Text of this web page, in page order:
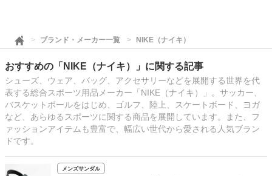
ブランド・メーカー一覧 NIKE（ナイキ）
おすすめの「NIKE（ナイキ）」に関する記事
シューズ、ウェア、バッグ、アクセサリーなどを展開する世界を代
表する総合スポーツ用品メーカー「NIKE（ナイキ）」。サッカー、
バスケットボールをはじめ、ゴルフ、陸上、スケートボード、ヨガ
など、あらゆるスポーツに関する商品を展開しています。また、フ
ァッションアイテムも豊富で、幅広い世代から愛される人気ブラン
ドです。
メンズサンダル